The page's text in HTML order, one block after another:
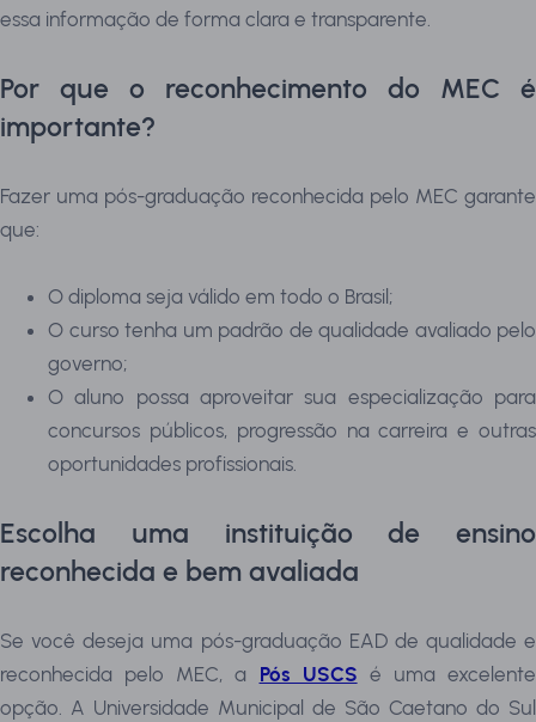
essa informação de forma clara e transparente.
Por que o reconhecimento do MEC é
importante?
Fazer uma pós-graduação reconhecida pelo MEC garante
que:
O diploma seja válido em todo o Brasil;
O curso tenha um padrão de qualidade avaliado pelo
governo;
O aluno possa aproveitar sua especialização para
concursos públicos, progressão na carreira e outras
oportunidades profissionais.
Escolha uma instituição de ensino
reconhecida e bem avaliada
Se você deseja uma pós-graduação EAD de qualidade e
reconhecida pelo MEC, a Pós USCS é uma excelente
opção. A Universidade Municipal de São Caetano do Sul